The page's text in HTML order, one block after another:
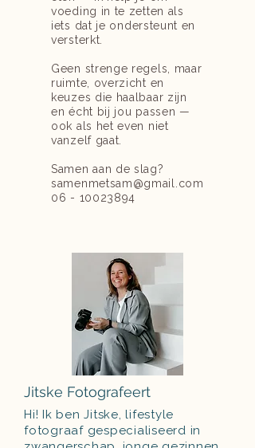
voeding in te zetten als
iets dat je ondersteunt en
versterkt.
Geen strenge regels, maar
ruimte, overzicht en
keuzes die haalbaar zijn
en écht bij jou passen —
ook als het even niet
vanzelf gaat.
Samen aan de slag?
samenmetsam@gmail.com
06 - 10023894
Jitske Fotografeert
Hi! Ik ben Jitske, lifestyle
fotograaf gespecialiseerd in